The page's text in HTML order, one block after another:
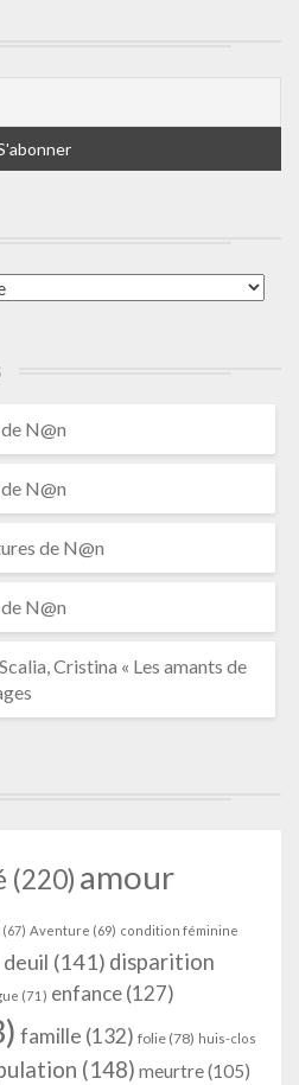
N@n
N@n
de N@n
N@n
Cristina « Les amants de
(220) amour
(67) Aventure (69) condition féminine
deuil (141) disparition
(71) enfance(127)
famille (132) folie (78) huis-clos
(148) meurtre(105)